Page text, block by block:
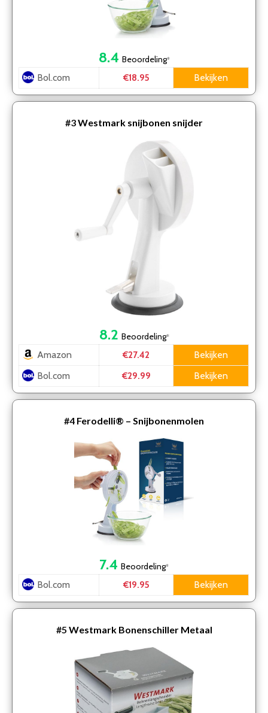
8.4 Beoordeling*
Bol.com €18.95 Bekijken
#3Westmark snijbonen snijder
8.2 Beoordeling*
Amazon €27.42
Bekijken
Bol.com
€29.99 Bekijken
#4 Ferodelli® – Snijbonenmolen
7.4 Beoordeling*
Bol.com €19.95 Bekijken
#5 Westmark Bonenschiller Metaal